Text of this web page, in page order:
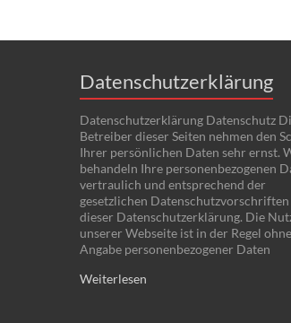
Datenschutzerklärung
Datenschutzerklärung Datenschutz
Betreiber dieser Seiten nehmen den
Ihrer persönlichen Daten sehr ernst.
behandeln Ihre personenbezogenen
vertraulich und entsprechend der
gesetzlichen
dieser Datenschutzerklärung. Die
unserer Webseite ist in der Regel ohne
Angabe personenbezogener Daten
Weiterlesen